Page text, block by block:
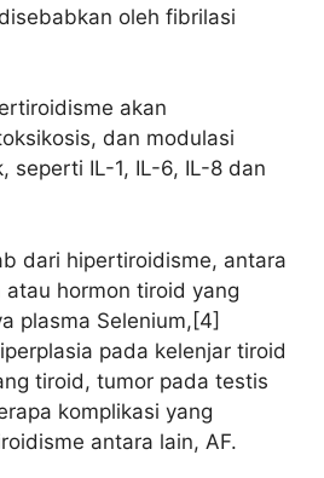
oleh fibrilasi
akan
dan modulasi
seperti IL-1, IL-6, IL-8 dan
dari hipertiroidisme, antara
atau hormon tiroid yang
plasma Selenium,[4]
pada kelenjar tiroid
tiroid, tumor pada testis
komplikasi yang
antara lain, AF.